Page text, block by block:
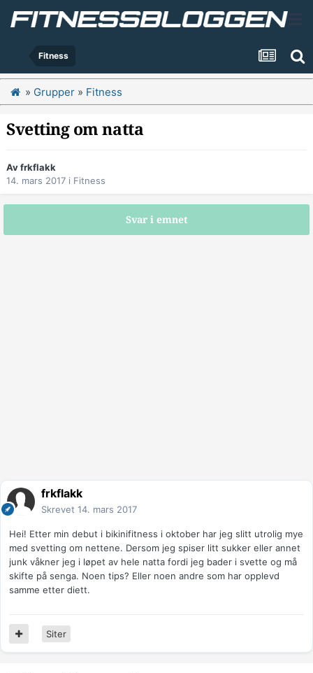
Fitness
» Grupper » Fitness
Svetting om natta
Avfrkflakk
14. mars 2017 i Fitness
Svar i emnet
frkflakk
Skrevet 14. mars 2017
Hei! Etter min debut i bikinifitness i oktober har jeg slitt utrolig mye
med svetting om nettene. Dersom jeg spiser litt sukker eller annet
junk våkner jeg i løpet av hele natta fordi jeg bader i svette og må
skifte på senga. Noen tips? Eller noen andre som har opplevd
samme etter diett.
Siter